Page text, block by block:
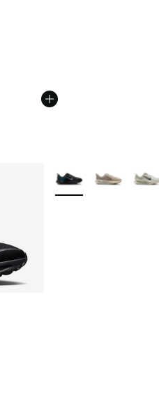
Plus de couleurs